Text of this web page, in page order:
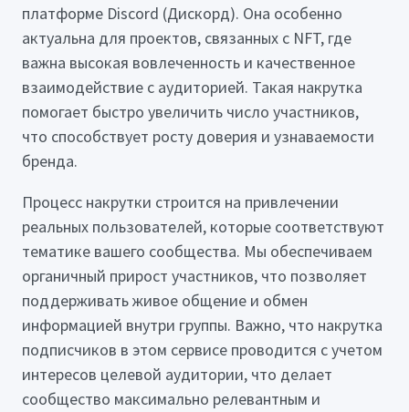
платформе Discord (Дискорд). Она особенно
актуальна для проектов, связанных с NFT, где
важна высокая вовлеченность и качественное
взаимодействие с аудиторией. Такая накрутка
помогает быстро увеличить число участников,
что способствует росту доверия и узнаваемости
бренда.
Процесс накрутки строится на привлечении
реальных пользователей, которые соответствуют
тематике вашего сообщества. Мы обеспечиваем
органичный прирост участников, что позволяет
поддерживать живое общение и обмен
информацией внутри группы. Важно, что накрутка
подписчиков в этом сервисе проводится с учетом
интересов целевой аудитории, что делает
сообщество максимально релевантным и